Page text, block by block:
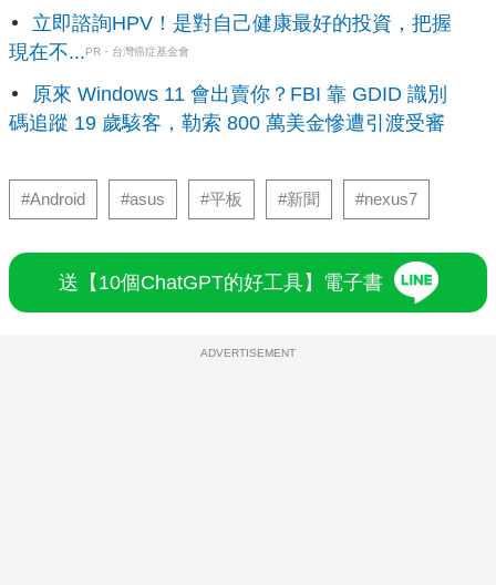
立即諮詢HPV！是對自己健康最好的投資，把握
現在不... PR・台灣癌症基金會
原來 Windows 11 會出賣你？FBI 靠 GDID 識別
碼追蹤 19 歲駭客，勒索 800 萬美金慘遭引渡受審
#Android #asus #平板 #新聞 #nexus7
送【10個ChatGPT的好工具】電子書
ADVERTISEMENT